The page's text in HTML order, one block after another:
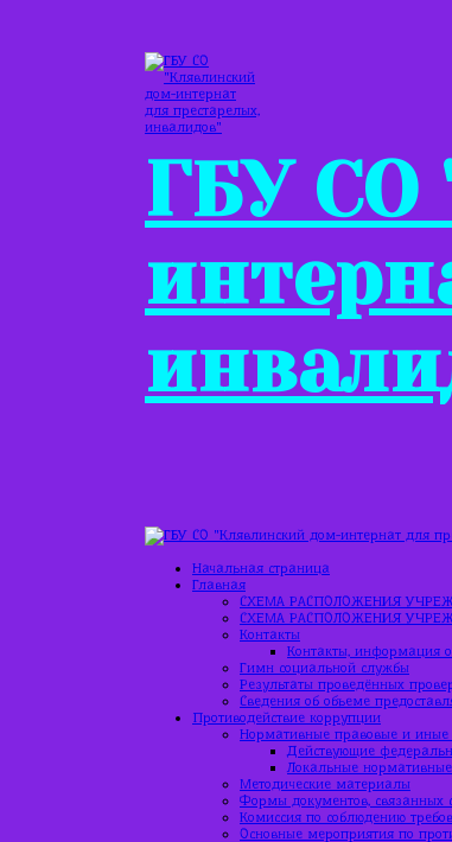
ГБУ СО
Начальная страница
Главная
СХЕМА РАСПОЛОЖЕНИЯ
СХЕМА РАСПОЛОЖЕНИЯ
Контакты
Контакты, информация
Гимн социальной службы
Результаты проведённых
Сведения об объеме
Противодействие коррупции
Нормативные правовые и иные
Действующие
Локальные
Методические материалы
Формы документов, связанных
Комиссия по соблюдению
Основные мероприятия по